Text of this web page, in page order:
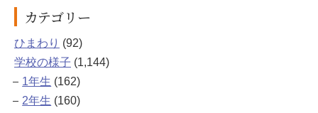
カテゴリー
ひまわり (92)
学校の様子 (1,144)
1年生 (162)
2年生 (160)